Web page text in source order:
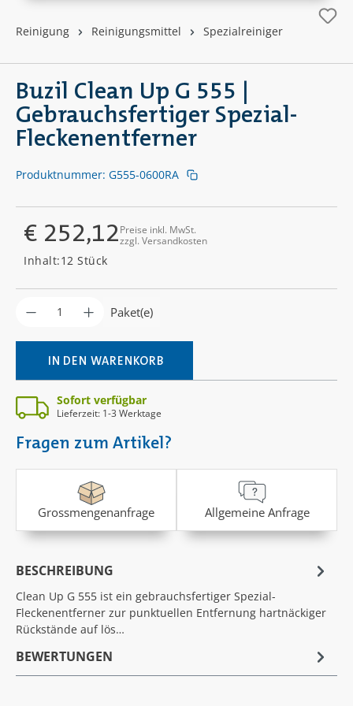
Reinigung Reinigungsmittel Spezialreiniger
Buzil Clean Up G 555 |
Gebrauchsfertiger Spezial-
Fleckenentferner
Regulärer Preis:
€ 252,12Preise inkl. MwSt.
zzgl. Versandkosten
Inhalt:12 Stück
Produkt Anzahl: Gib den gewünschten
Paket(e)
IN DEN WARENKORB
Sofort verfügbar
Lieferzeit: 1-3 Werktage
Produktnummer: G555-0600RA
Fragen zum Artikel?
Grossmengenanfrage Allgemeine Anfrage
BESCHREIBUNG
Clean Up G 555 ist ein gebrauchsfertiger Spezial-
Fleckenentferner zur punktuellen Entfernung hartnäckiger
Rückstände auf lös…
BEWERTUNGEN